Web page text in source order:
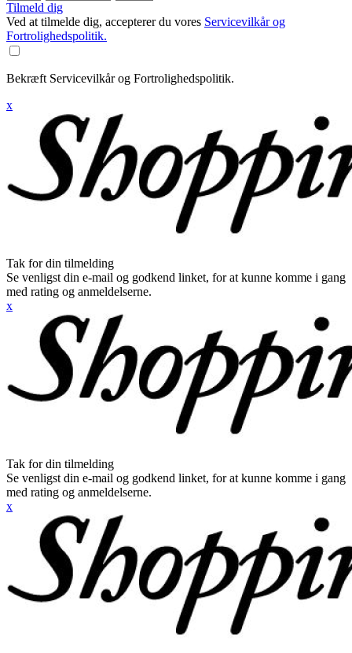
Tilmeld dig
Ved at tilmelde dig, accepterer du vores Servicevilkår og
Fortrolighedspolitik.
Bekræft Servicevilkår og Fortrolighedspolitik.
x
Tak for din tilmelding
Se venligst din e-mail og godkend linket, for at kunne komme i gang
med rating og anmeldelserne.
x
Tak for din tilmelding
Se venligst din e-mail og godkend linket, for at kunne komme i gang
med rating og anmeldelserne.
x